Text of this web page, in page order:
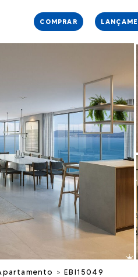
COMPRAR
>EBI15049